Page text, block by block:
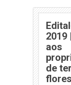
2019
aos
de